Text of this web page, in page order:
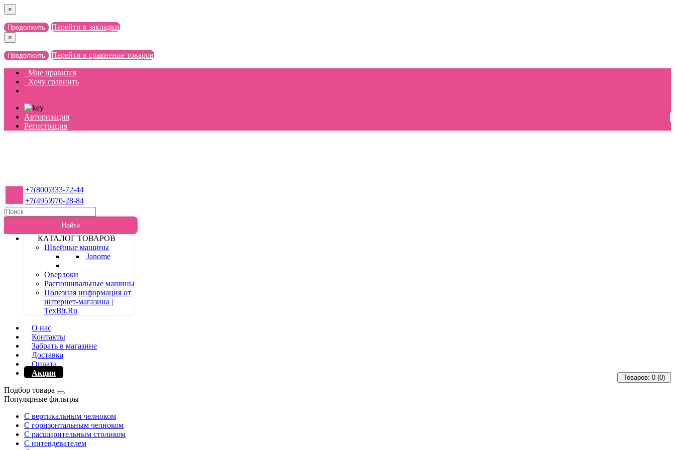
×
Продолжить Перейти в закладки
×
Продолжить Перейти в сравнение товаров
Мне нравится
Хочу сравнить
Авторизация
Регистрация
+7(800)333-72-44
+7(495)970-28-84
Найти
Товаров: 0 (0)
КАТАЛОГ ТОВАРОВ
Швейные машины
Janome
Оверлоки
Распошивальные машины
Полезная информация от
интернет-магазина |
TexBit.Ru
О нас
Контакты
Забрать в магазине
Доставка
Оплата
Акции
Подбор товара
Популярные фильтры
С вертикальным челноком
С горизонтальным челноком
С расширительным столиком
С нитевдевателем